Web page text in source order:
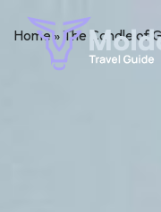
Home»The Candle of